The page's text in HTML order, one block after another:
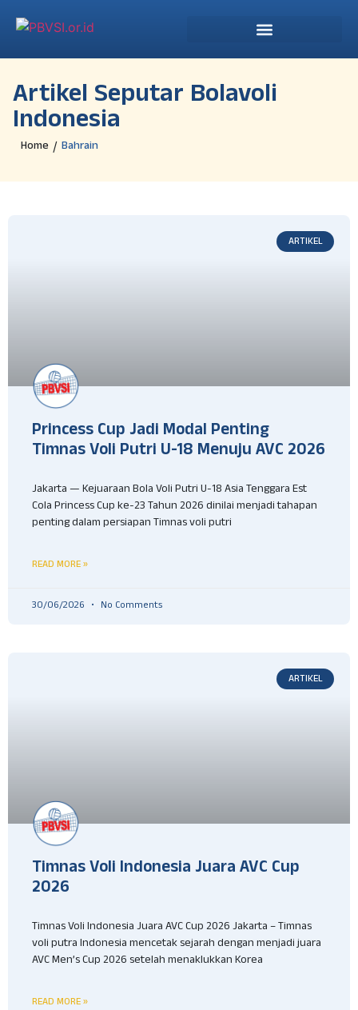
Artikel Seputar Bolavoli
Indonesia
Home / Bahrain
ARTIKEL
Princess Cup Jadi Modal Penting
Timnas Voli Putri U-18 Menuju AVC 2026
Jakarta — Kejuaraan Bola Voli Putri U-18 Asia Tenggara Est
Cola Princess Cup ke-23 Tahun 2026 dinilai menjadi tahapan
penting dalam persiapan Timnas voli putri
READ MORE »
30/06/2026 No Comments
ARTIKEL
Timnas Voli Indonesia Juara AVC Cup
2026
Timnas Voli Indonesia Juara AVC Cup 2026 Jakarta – Timnas
voli putra Indonesia mencetak sejarah dengan menjadi juara
AVC Men’s Cup 2026 setelah menaklukkan Korea
READ MORE »